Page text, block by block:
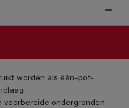
worden als één-pot-
voorbereide ondergronden